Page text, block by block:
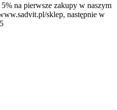
na pierwsze zakupy w naszym
sklep, następnie w